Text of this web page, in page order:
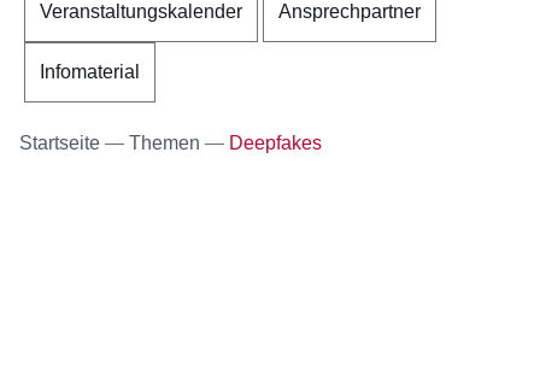
Veranstaltungskalender Ansprechpartner
Infomaterial
Startseite Themen Deepfakes